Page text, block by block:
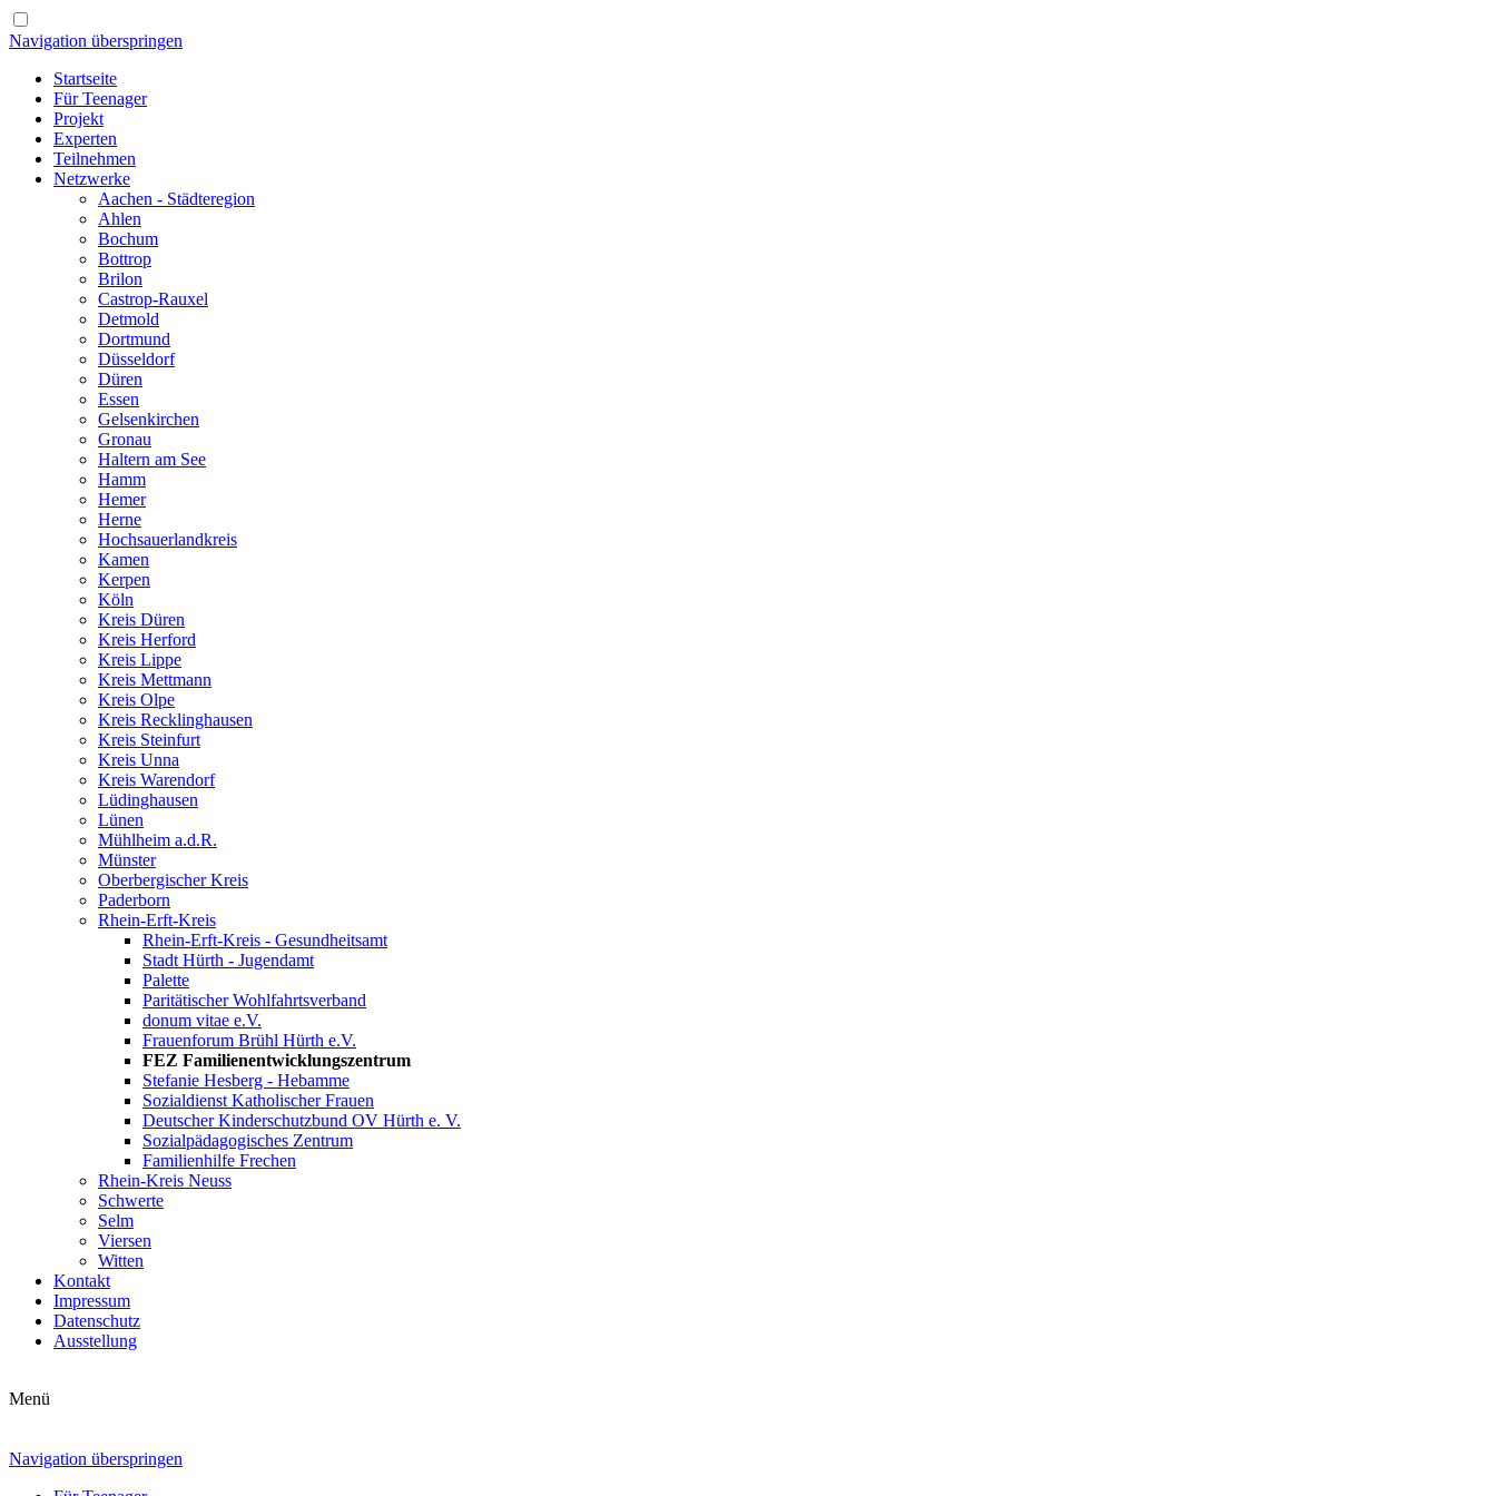
Navigation überspringen
Startseite
Für Teenager
Projekt
Experten
Teilnehmen
Netzwerke
Aachen - Städteregion
Ahlen
Bochum
Bottrop
Brilon
Castrop-Rauxel
Detmold
Dortmund
Düsseldorf
Düren
Essen
Gelsenkirchen
Gronau
Haltern am See
Hamm
Hemer
Herne
Hochsauerlandkreis
Kamen
Kerpen
Köln
Kreis Düren
Kreis Herford
Kreis Lippe
Kreis Mettmann
Kreis Olpe
Kreis Recklinghausen
Kreis Steinfurt
Kreis Unna
Kreis Warendorf
Lüdinghausen
Lünen
Mühlheim a.d.R.
Münster
Oberbergischer Kreis
Paderborn
Rhein-Erft-Kreis
Rhein-Erft-Kreis - Gesundheitsamt
Stadt Hürth - Jugendamt
Palette
Paritätischer Wohlfahrtsverband
donum vitae e.V.
Frauenforum Brühl Hürth e.V.
FEZ Familienentwicklungszentrum
Stefanie Hesberg - Hebamme
Sozialdienst Katholischer Frauen
Deutscher Kinderschutzbund OV Hürth e. V.
Sozialpädagogisches Zentrum
Familienhilfe Frechen
Rhein-Kreis Neuss
Schwerte
Selm
Viersen
Witten
Kontakt
Impressum
Datenschutz
Ausstellung
Menü
Navigation überspringen